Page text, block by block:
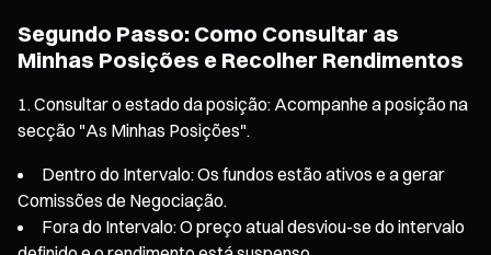
Segundo Passo: Como Consultar as
Minhas Posições e Recolher Rendimentos
Consultar o estado da posição: Acompanhe a posição na
secção "As Minhas Posições".
Dentro do Intervalo: Os fundos estão ativos e a gerar
Comissões de Negociação.
Fora do Intervalo: O preço atual desviou-se do intervalo